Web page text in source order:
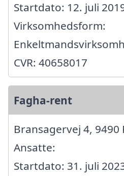
Startdato: 12. juli
Virksomhedsform:
CVR: 40658017
Fagha-rent
Bransagervej 4, 9490
Ansatte:
Startdato: 31. juli